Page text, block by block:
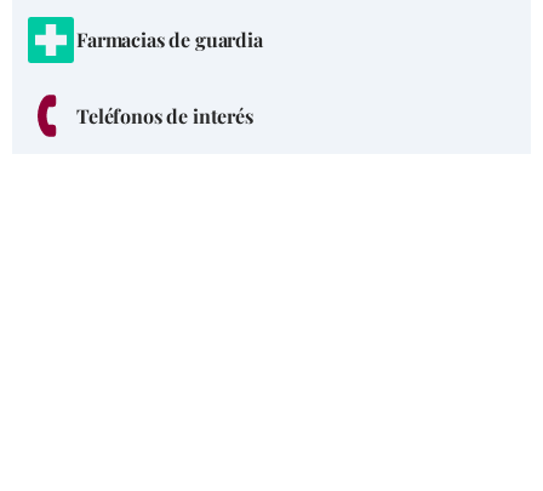
Farmacias de guardia
Teléfonos de interés